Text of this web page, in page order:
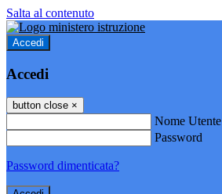
Salta al contenuto
Accedi
Accedi
button close ×
Nome Utente
Password
Password dimenticata?